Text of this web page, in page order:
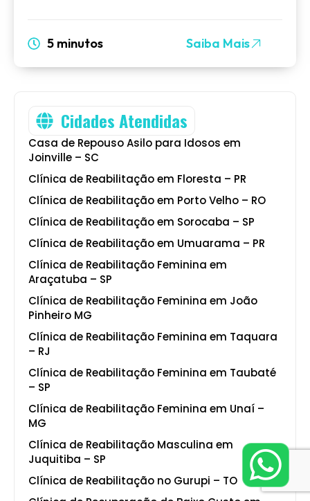
Cidades Atendidas
Casa de Repouso Asilo para Idosos em
Joinville – SC
Clínica de Reabilitação em Floresta – PR
Clínica de Reabilitação em Porto Velho – RO
Clínica de Reabilitação em Sorocaba – SP
Clínica de Reabilitação em Umuarama – PR
Clínica de Reabilitação Feminina em
Araçatuba – SP
Clínica de Reabilitação Feminina em João
Pinheiro MG
Clínica de Reabilitação Feminina em Taquara
– RJ
Clínica de Reabilitação Feminina em Taubaté
– SP
Clínica de Reabilitação Feminina em Unaí –
MG
Clínica de Reabilitação Masculina em
Juquitiba – SP
Clínica de Reabilitação no Gurupi – TO
5 minutos Saiba Mais